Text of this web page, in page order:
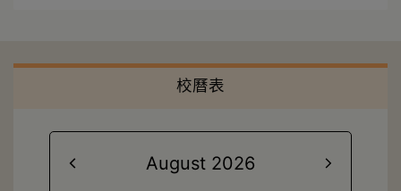
校曆表
August 2026